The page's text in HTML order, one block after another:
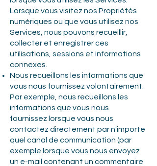
Lorsque vous visitez nos Propriétés
numériques ou que vous utilisez nos
Services, nous pouvons recueillir,
collecter et enregistrer ces
utilisations, sessions et informations
connexes.
Nous recueillons les informations que
vous nous fournissez volontairement.
Par exemple, nous recueillons les
informations que vous nous
fournissez lorsque vous nous
contactez directement par n'importe
quel canal de communication (par
exemple lorsque vous nous envoyez
un e-mail contenant un commentaire